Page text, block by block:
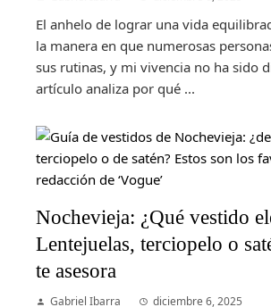
El anhelo de lograr una vida
la manera en que numerosas
sus rutinas, y mi vivencia no ha sido
artículo analiza por qué ...
Nochevieja: ¿Qué vestido
Lentejuelas, terciopelo o
te asesora
Gabriel Ibarra diciembre 6, 2025